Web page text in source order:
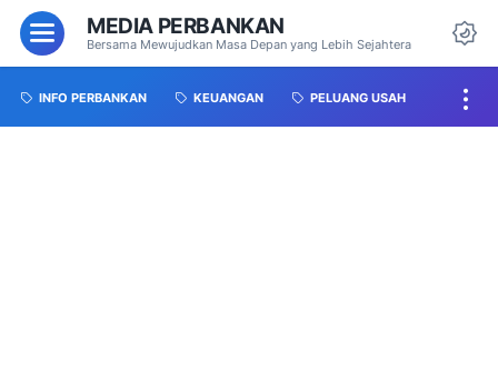
MEDIA PERBANKAN
Bersama Mewujudkan Masa Depan yang Lebih Sejahtera
INFO PERBANKAN KEUANGAN PELUANG USAH